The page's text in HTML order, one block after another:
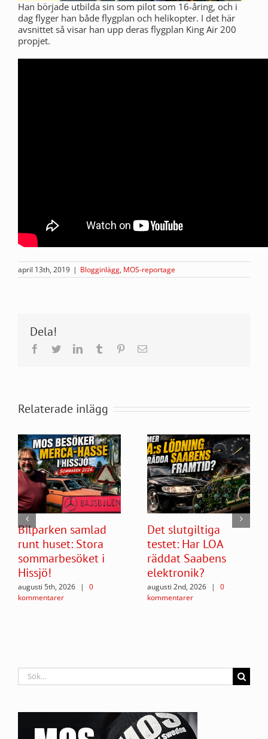
Han började utbilda sin som pilot som 16-åring, och i
dag flyger han både flygplan och helikopter. I det här
avsnittet så visar han upp deras flygplan King Air 200
propjet.
april 13th, 2019 | Blogginlägg, MOS-reportage
Dela!
Facebook
TwitterLinkedInTumblr Pinterest
E-
Relaterade inlägg
Bilparken samlad
runt huset: Stora
sommarbesöket i
Hissjö!
augusti 5th, 2026 |
0
kommentarer
Det slutgiltiga
testet: Har LOA
räddat Saabens
elektronik?
augusti 2nd, 2026 |
0
kommentarer
Sök
efter: